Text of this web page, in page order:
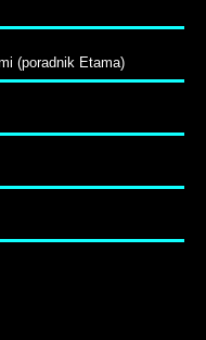
(poradnik Etama)